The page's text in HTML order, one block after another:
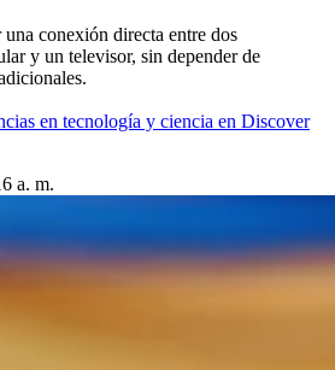
una conexión directa entre dos
y un televisor, sin depender de
en tecnología y ciencia en Discover
a. m.